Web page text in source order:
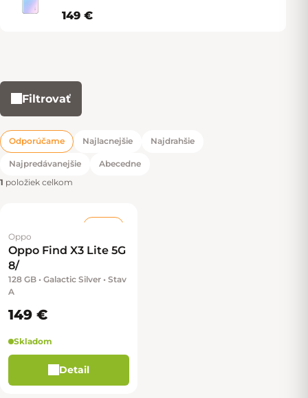
149 €
Filtrovať
Radenie produktov
Odporúčame Najlacnejšie Najdrahšie
Najpredávanejšie
Abecedne
1 položiek celkom
Výpis produktov
Oppo
Oppo Find X3 Lite 5G
8/
128 GB • Galactic Silver • Stav
A
149 €
Skladom
Detail